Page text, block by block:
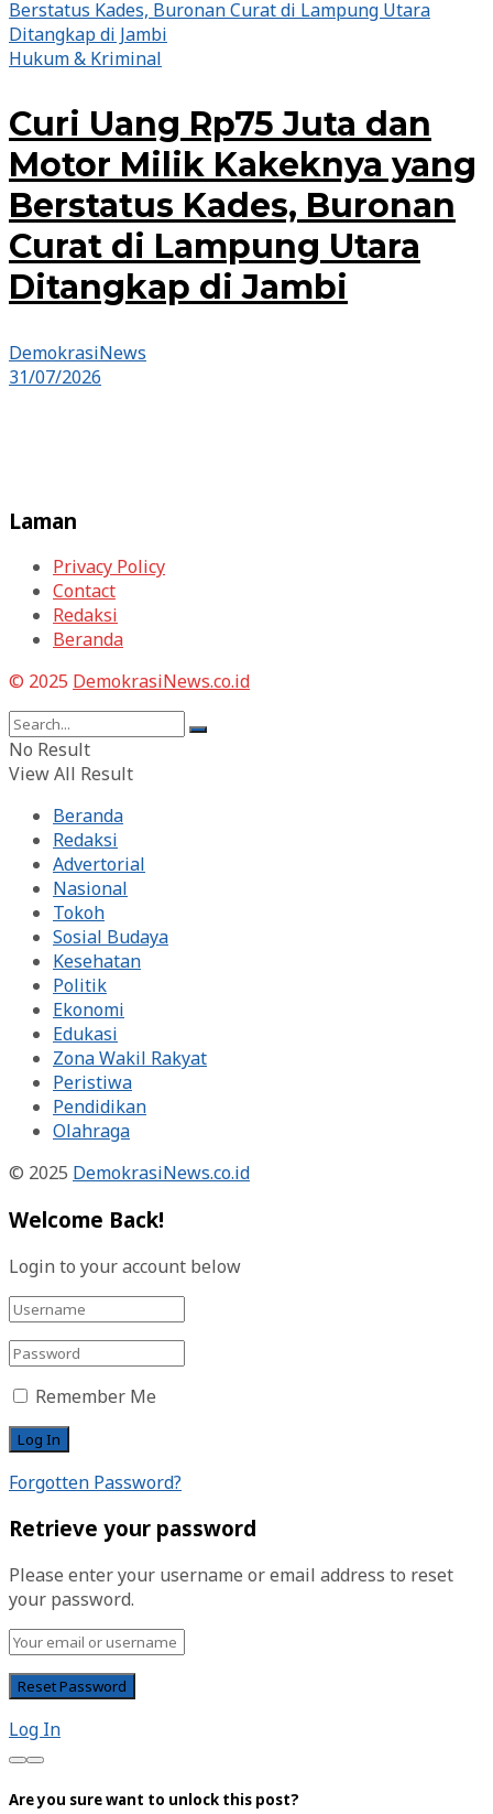
Hukum & Kriminal
Curi Uang Rp75 Juta dan
Motor Milik Kakeknya yang
Berstatus Kades, Buronan
Curat di Lampung Utara
Ditangkap di Jambi
DemokrasiNews
31/07/2026
Laman
Privacy Policy
Contact
Redaksi
Beranda
© 2025 DemokrasiNews.co.id
No Result
View All Result
Beranda
Redaksi
Advertorial
Nasional
Tokoh
Sosial Budaya
Kesehatan
Politik
Ekonomi
Edukasi
Zona Wakil Rakyat
Peristiwa
Pendidikan
Olahraga
© 2025 DemokrasiNews.co.id
Welcome Back!
Login to your account below
Remember Me
Forgotten Password?
Retrieve your password
Please enter your username or email address to reset
your password.
Log In
Are you sure want to unlock this post?